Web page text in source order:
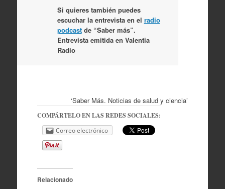
Si quieres también puedes
escuchar la entrevista en el radio
podcastde “Saber más”.
Entrevista emitida en Valentia
Radio
‘Saber Más. Noticias de salud y ciencia’
COMPÁRTELO EN LAS REDES SOCIALES:
Correo electrónico
Relacionado